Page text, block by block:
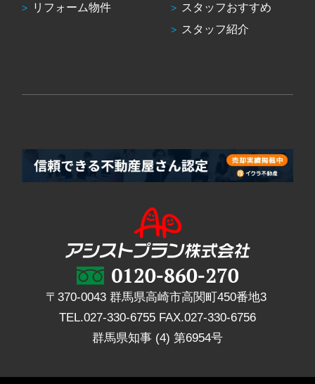
リフォーム物件
スタッフおすすめ
スタッフ紹介
〒370-0043 群馬県高崎市高関町450番地3
TEL.027-330-6755 FAX.027-330-6756
群馬県知事 (4) 第6954号